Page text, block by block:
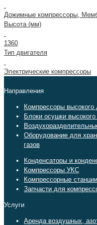
Дожимные компрессоры,
Высота (мм)
1360
Тип двигателя
Электрические компрессоры
Направления
Компрессоры высокого
Блоки осушки
Оборудование для
газов
Конденсаторы и
Компрессоры УКС
Компрессорные
Запчасти для
Услуги
Аренда воздушных,